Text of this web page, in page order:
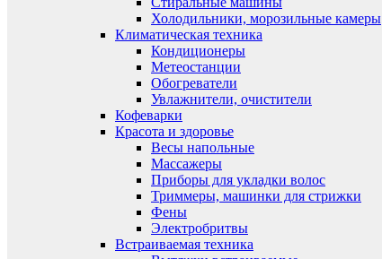
Холодильники, морозильные камеры
Климатическая техника
Кондиционеры
Метеостанции
Обогреватели
Увлажнители, очистители
Кофеварки
Красота и здоровье
Весы напольные
Массажеры
Приборы для укладки волос
Триммеры, машинки для стрижки
Фены
Электробритвы
Встраиваемая техника